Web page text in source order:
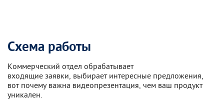
Схема работы
Коммерческий отдел обрабатывает
входящие заявки, выбирает интересные предложения,
вот почему важна видеопрезентация, чем ваш продукт
уникален.